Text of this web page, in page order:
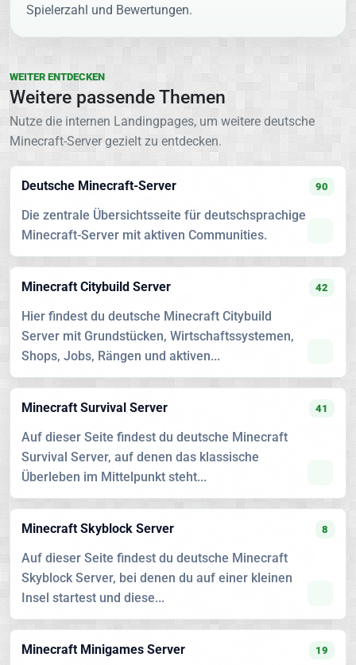
Spielerzahl und Bewertungen.
WEITER ENTDECKEN
Weitere passende Themen
Nutze die internen Landingpages, um weitere deutsche
Minecraft-Server gezielt zu entdecken.
Deutsche Minecraft-Server 90
Die zentrale Übersichtsseite für deutschsprachige
Minecraft-Server mit aktiven Communities.
Minecraft Citybuild Server 42
Hier findest du deutsche Minecraft Citybuild
Server mit Grundstücken, Wirtschaftssystemen,
Shops, Jobs, Rängen und aktiven...
Minecraft Survival Server 41
Auf dieser Seite findest du deutsche Minecraft
Survival Server, auf denen das klassische
Überleben im Mittelpunkt steht...
Minecraft Skyblock Server 8
Auf dieser Seite findest du deutsche Minecraft
Skyblock Server, bei denen du auf einer kleinen
Insel startest und diese...
Minecraft Minigames Server 19